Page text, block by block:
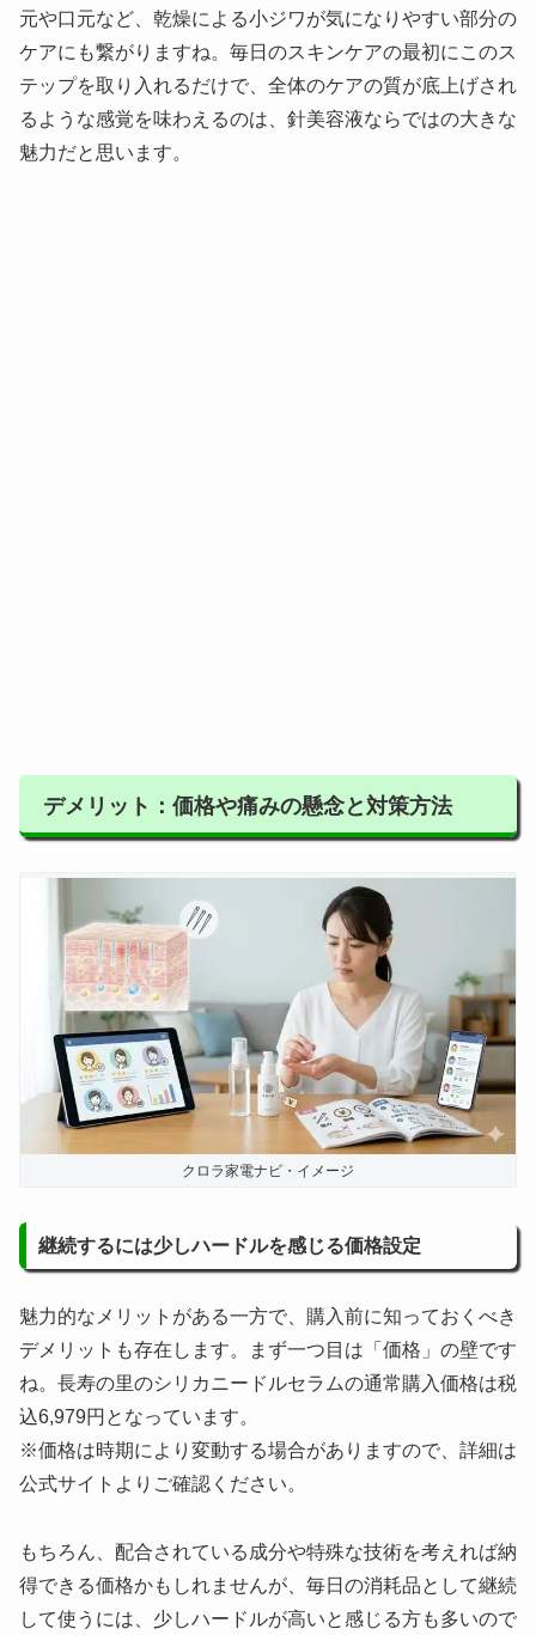
元や口元など、乾燥による小ジワが気になりやすい部分の
ケアにも繋がりますね。毎日のスキンケアの最初にこのス
テップを取り入れるだけで、全体のケアの質が底上げされ
るような感覚を味わえるのは、針美容液ならではの大きな
魅力だと思います。
デメリット：価格や痛みの懸念と対策方法
クロラ家電ナビ・イメージ
継続するには少しハードルを感じる価格設定
魅力的なメリットがある一方で、購入前に知っておくべき
デメリットも存在します。まず一つ目は「価格」の壁です
ね。長寿の里のシリカニードルセラムの通常購入価格は税
込6,979円となっています。
※価格は時期により変動する場合がありますので、詳細は
公式サイトよりご確認ください。
もちろん、配合されている成分や特殊な技術を考えれば納
得できる価格かもしれませんが、毎日の消耗品として継続
して使うには、少しハードルが高いと感じる方も多いので